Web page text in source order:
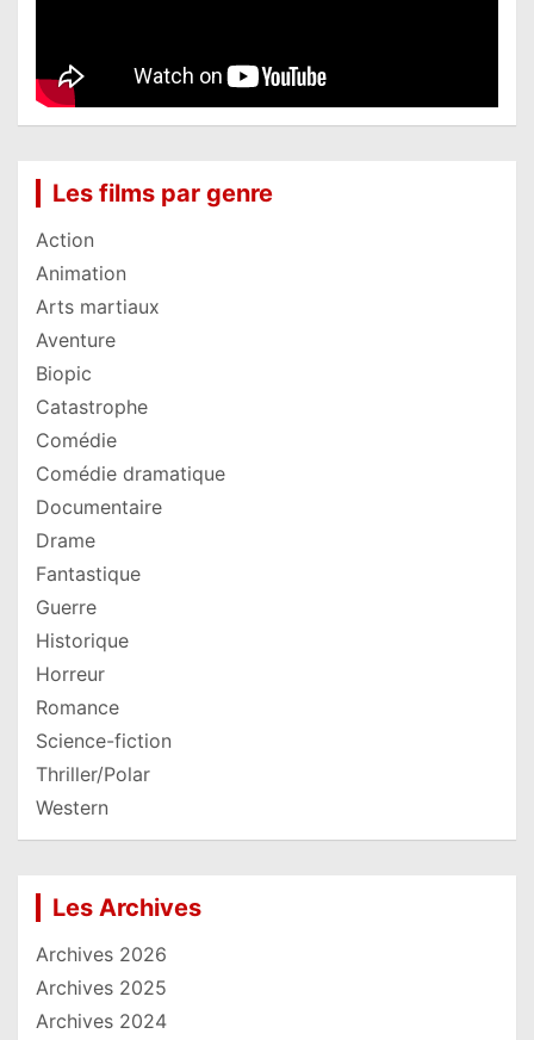
Les films par genre
Action
Animation
Arts martiaux
Aventure
Biopic
Catastrophe
Comédie
Comédie dramatique
Documentaire
Drame
Fantastique
Guerre
Historique
Horreur
Romance
Science-fiction
Thriller/Polar
Western
Les Archives
Archives 2026
Archives 2025
Archives 2024